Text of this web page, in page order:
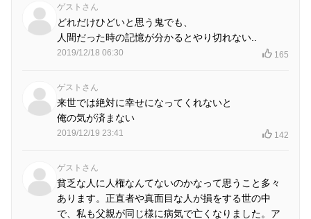
ゲストさん
どれだけひどいと思う鬼でも、
人間だった時の記憶が分かるとやり切れない..
2019/12/18 06:30 165
ゲストさん
来世では絶対に幸せになってくれないと
俺の気が済まない
2019/12/19 23:41 142
ゲストさん
貧乏な人に人権なんてないのかなって思うこと多々
あります。正直者や真面目な人が損をする世の中
で、私も父親が同じ様に病気で亡くなりました。ア